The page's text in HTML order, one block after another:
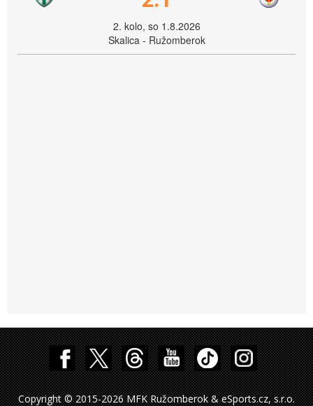
2. kolo, so 1.8.2026
Skalica - Ružomberok
Copyright © 2015-2026 MFK Ružomberok & eSports.cz, s.r.o.